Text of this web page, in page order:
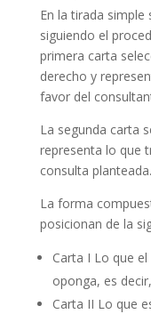
En la tirada
siguiendo el
primera carta
derecho y
favor del
La segunda carta
representa lo que
consulta planteada.
La forma
posicionan de la
Carta I Lo que
oponga, es
Carta II Lo que